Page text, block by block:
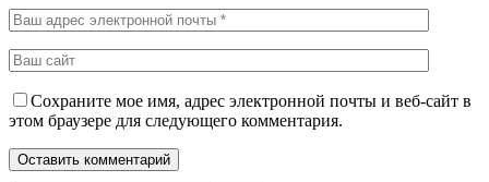
Сохраните мое имя, адрес электронной почты и веб-сайт в
этом браузере для следующего комментария.